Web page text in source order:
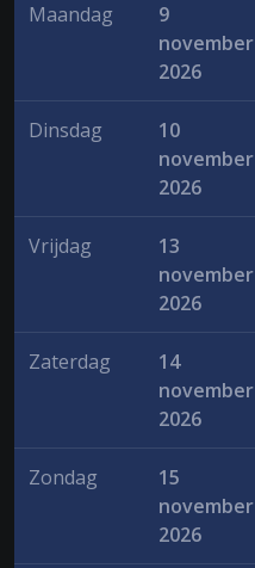
Maandag
9
november
2026
Dinsdag
10
november
2026
Vrijdag
13
november
2026
Zaterdag
14
november
2026
Zondag
15
november
2026